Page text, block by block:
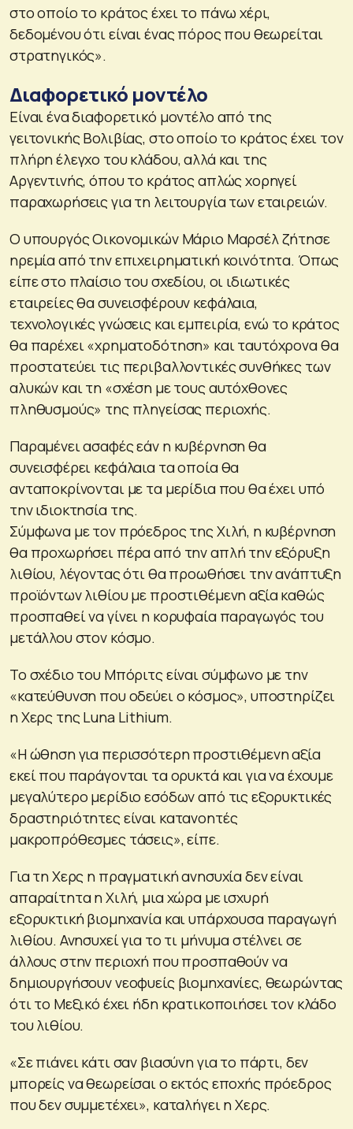
στο οποίο το κράτος έχει το πάνω χέρι,
δεδομένου ότι είναι ένας πόρος που θεωρείται
στρατηγικός».
Διαφορετικό μοντέλο
Είναι ένα διαφορετικό μοντέλο από της
γειτονικής Βολιβίας, στο οποίο το κράτος έχει τον
πλήρη έλεγχο του κλάδου, αλλά και της
Αργεντινής, όπου το κράτος απλώς χορηγεί
παραχωρήσεις για τη λειτουργία των εταιρειών.
Ο υπουργός Οικονομικών Μάριο Μαρσέλ ζήτησε
ηρεμία από την επιχειρηματική κοινότητα. Όπως
είπε στο πλαίσιο του σχεδίου, οι ιδιωτικές
εταιρείες θα συνεισφέρουν κεφάλαια,
τεχνολογικές γνώσεις και εμπειρία, ενώ το κράτος
θα παρέχει «χρηματοδότηση» και ταυτόχρονα θα
προστατεύει τις περιβαλλοντικές συνθήκες των
αλυκών και τη «σχέση με τους αυτόχθονες
πληθυσμούς» της πληγείσας περιοχής.
Παραμένει ασαφές εάν η κυβέρνηση θα
συνεισφέρει κεφάλαια τα οποία θα
ανταποκρίνονται με τα μερίδια που θα έχει υπό
την ιδιοκτησία της.
Σύμφωνα με τον πρόεδρος της Χιλή, η κυβέρνηση
θα προχωρήσει πέρα από την απλή την εξόρυξη
λιθίου, λέγοντας ότι θα προωθήσει την ανάπτυξη
προϊόντων λιθίου με προστιθέμενη αξία καθώς
προσπαθεί να γίνει η κορυφαία παραγωγός του
μετάλλου στον κόσμο.
Το σχέδιο του Μπόριτς είναι σύμφωνο με την
«κατεύθυνση που οδεύει ο κόσμος», υποστηρίζει
η Χερς της Luna Lithium.
«Η ώθηση για περισσότερη προστιθέμενη αξία
εκεί που παράγονται τα ορυκτά και για να έχουμε
μεγαλύτερο μερίδιο εσόδων από τις εξορυκτικές
δραστηριότητες είναι κατανοητές
μακροπρόθεσμες τάσεις», είπε.
Για τη Χερς η πραγματική ανησυχία δεν είναι
απαραίτητα η Χιλή, μια χώρα με ισχυρή
εξορυκτική βιομηχανία και υπάρχουσα παραγωγή
λιθίου. Ανησυχεί για το τι μήνυμα στέλνει σε
άλλους στην περιοχή που προσπαθούν να
δημιουργήσουν νεοφυείς βιομηχανίες, θεωρώντας
ότι το Μεξικό έχει ήδη κρατικοποιήσει τον κλάδο
του λιθίου.
«Σε πιάνει κάτι σαν βιασύνη για το πάρτι, δεν
μπορείς να θεωρείσαι ο εκτός εποχής πρόεδρος
που δεν συμμετέχει», καταλήγει η Χερς.